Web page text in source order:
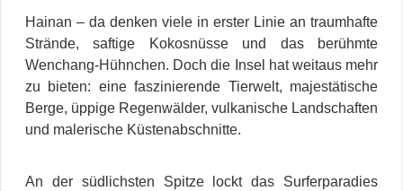
Hainan – da denken viele in erster Linie an traumhafte
Strände, saftige Kokosnüsse und das berühmte
Wenchang-Hühnchen. Doch die Insel hat weitaus mehr
zu bieten: eine faszinierende Tierwelt, majestätische
Berge, üppige Regenwälder, vulkanische Landschaften
und malerische Küstenabschnitte.
An der südlichsten Spitze lockt das Surferparadies